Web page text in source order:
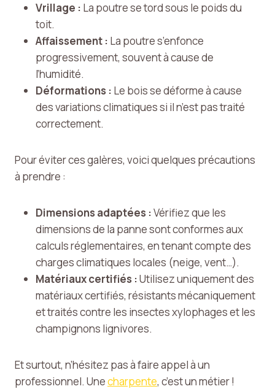
Vrillage : La poutre se tord sous le poids du
toit.
Affaissement : La poutre s’enfonce
progressivement, souvent à cause de
l’humidité.
Déformations : Le bois se déforme à cause
des variations climatiques si il n’est pas traité
correctement.
Pour éviter ces galères, voici quelques précautions
à prendre :
Dimensions adaptées :Vérifiez que les
dimensions de la panne sont conformes aux
calculs réglementaires, en tenant compte des
charges climatiques locales (neige, vent…).
Matériaux certifiés :Utilisez uniquement des
matériaux certifiés, résistants mécaniquement
et traités contre les insectes xylophages et les
champignons lignivores.
Et surtout, n’hésitez pas à faire appel à un
professionnel. Unecharpente, c’est un métier !